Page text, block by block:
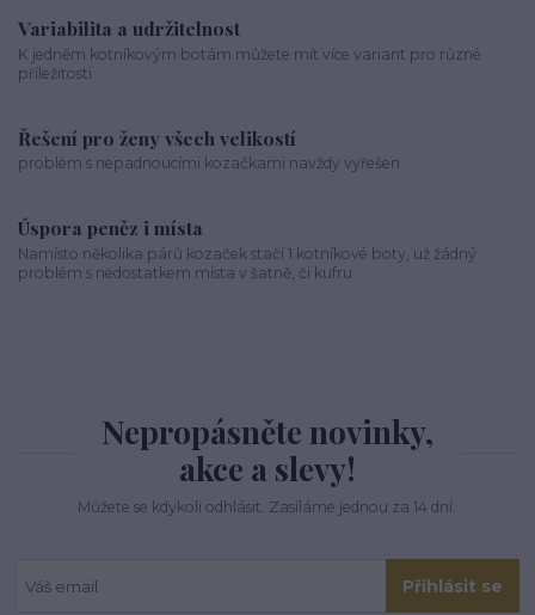
Variabilita a udržitelnost
K jedněm kotníkovým botám můžete mít více variant pro různé
příležitosti
Řešení pro ženy všech velikostí
problém s nepadnoucími kozačkami navždy vyřešen
Úspora peněz i místa
Namísto několika párů kozaček stačí 1 kotníkové boty, už žádný
problém s nedostatkem místa v šatně, či kufru
Nepropásněte novinky,
akce a slevy!
Můžete se kdykoli odhlásit. Zasíláme jednou za 14 dní.
Přihlásit se